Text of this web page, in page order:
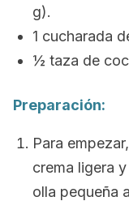
g).
1 cucharada
½ taza de
Preparación:
Para
crema ligera
olla pequeña